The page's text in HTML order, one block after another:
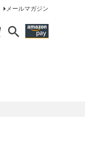
メールマガジン